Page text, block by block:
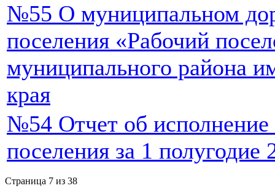
№55 О муниципальном
поселения «Рабочий
муниципального района
края
№54 Отчет об исполнение
поселения за 1 полугодие
Страница 7 из 38